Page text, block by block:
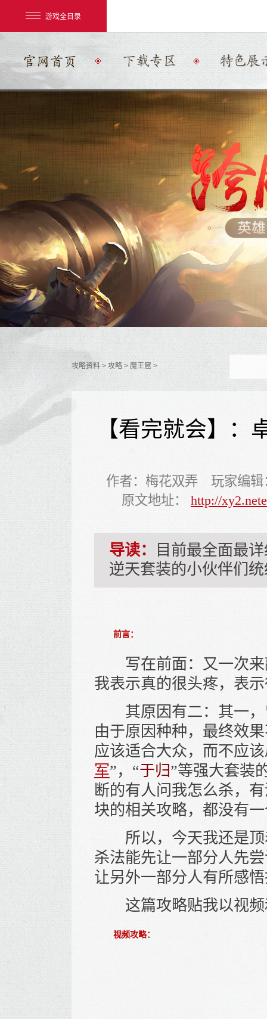
游戏全目录
游戏爱好者
我的足迹： 大话2经典版
攻略资料 > 攻略 > 魔王窟 >
【看完就会】：
作者：梅花双弄 玩家编辑
原文地址： http://
导读：
目前最全面最
逆天套装的小伙伴们
前言：
写在前面：又一次来
我表示真的很头疼，表
其原因有二：其一，
由于原因种种，最终效
应该适合大众，而不应
军”，“于归”等强大套装
断的有人问我怎么杀，
块的相关攻略，都没有
所以，今天我还是顶
杀法能先让一部分人先
让另外一部分人有所感
这篇攻略贴我以视频
视频攻略：